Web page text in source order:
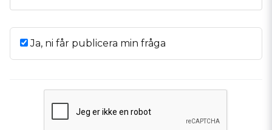
Tjena. Jag tänkte sätta fyra stycken i varje dörr alltså
8 stycken middar tänkte jah köpa vad för steg borde
jag ha? Och diskanten
Tack för din fråga,
Då skulle vi rekommendera detta
Ja, ni får publicera min fråga